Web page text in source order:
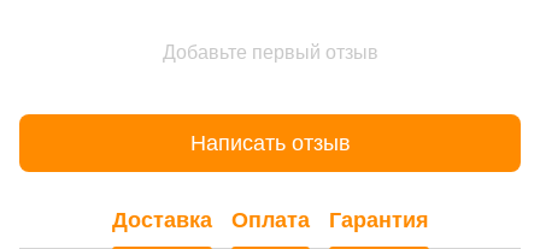
Добавьте первый отзыв
Написать отзыв
Доставка Оплата Гарантия